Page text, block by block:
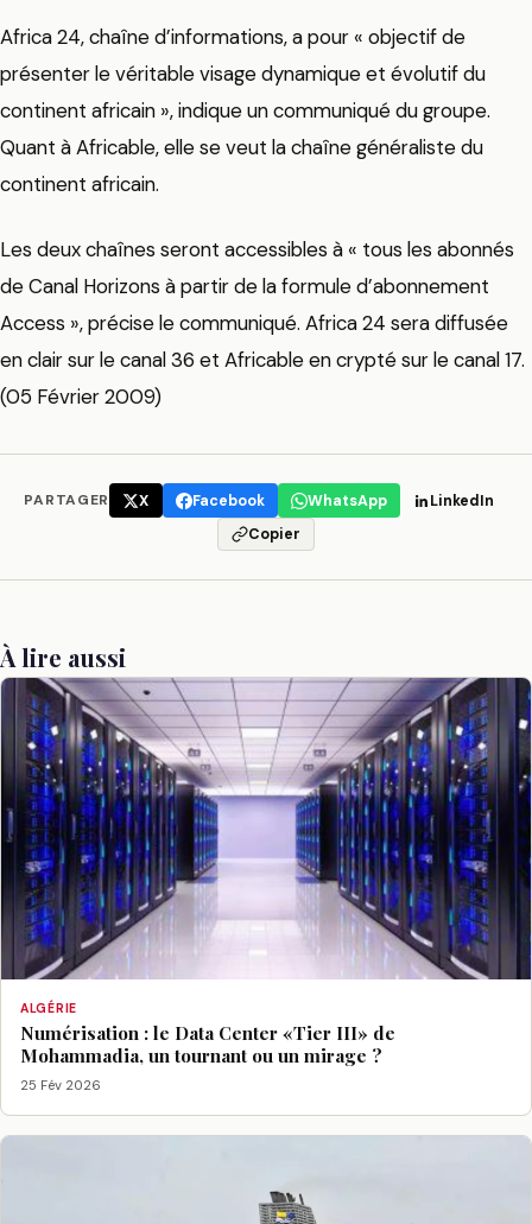
Africa 24, chaîne d’informations, a pour « objectif de
présenter le véritable visage dynamique et évolutif du
continent africain », indique un communiqué du groupe.
Quant à Africable, elle se veut la chaîne généraliste du
continent africain.
Les deux chaînes seront accessibles à « tous les abonnés
de Canal Horizons à partir de la formule d’abonnement
Access », précise le communiqué. Africa 24 sera diffusée
en clair sur le canal 36 et Africable en crypté sur le canal 17.
(05 Février 2009)
PARTAGER X Facebook WhatsApp
LinkedIn
Copier
À lire aussi
ALGÉRIE
Numérisation : le Data Center «Tier III» de
Mohammadia, un tournant ou un mirage ?
25 Fév 2026